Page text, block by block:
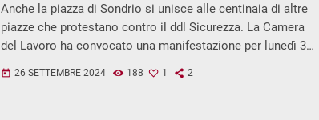
Anche la piazza di Sondrio si unisce alle centinaia di altre
piazze che protestano contro il ddl Sicurezza. La Camera
del Lavoro ha convocato una manifestazione per lunedì 30
quale sta aderendo la rete dell’associazionismo e dei
today 26 SETTEMBRE 2024 188 1 2